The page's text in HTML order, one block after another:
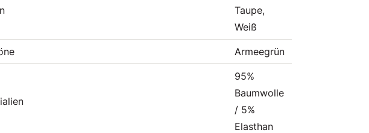
Taupe,
Weiß
Armeegrün
95%
Baumwolle
/ 5%
Elasthan